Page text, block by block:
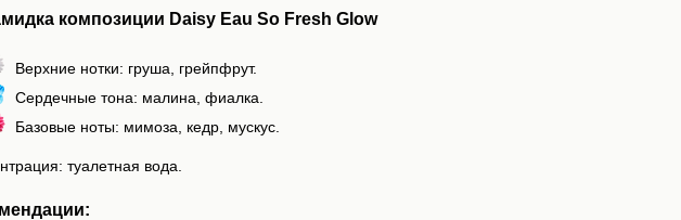
композиции Daisy Eau So Fresh Glow
Верхние нотки: груша, грейпфрут.
Сердечные тона: малина, фиалка.
Базовые ноты: мимоза, кедр, мускус.
туалетная вода.